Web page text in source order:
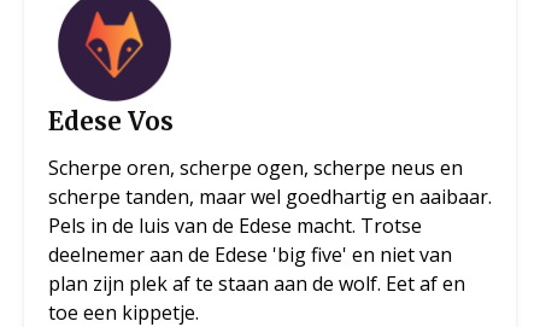
Edese Vos
Scherpe oren, scherpe ogen, scherpe neus en
scherpe tanden, maar wel goedhartig en aaibaar.
Pels in de luis van de Edese macht. Trotse
deelnemer aan de Edese 'big five' en niet van
plan zijn plek af te staan aan de wolf. Eet af en
toe een kippetje.